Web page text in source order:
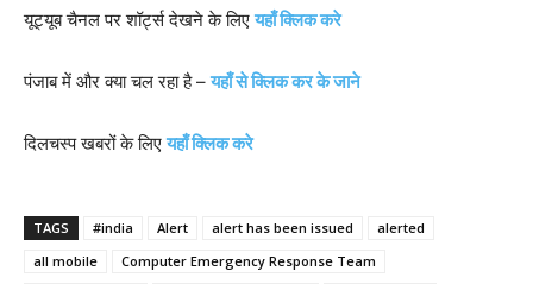
यूट्यूब चैनल पर शॉर्ट्स देखने के लिएयहाँ क्लिक करे
पंजाब में और क्या चल रहा है – यहाँ से क्लिक कर के जाने
दिलचस्प खबरों के लिएयहाँ क्लिक करे
TAGS #india Alert alert has been issued
alerted
all mobile
Computer Emergency Response Team